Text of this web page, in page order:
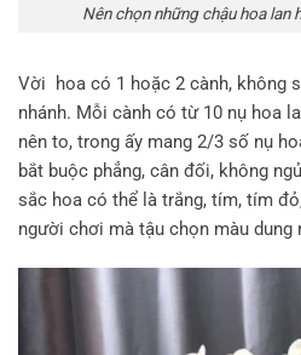
Nên chọn những chậu hoa lan
Vời hoa có 1 hoặc 2 cành, không
nhánh. Mỗi cành có từ 10 nụ hoa
nên to, trong ấy mang 2/3 số nụ
bắt buộc phẳng, cân đối, không
sắc hoa có thể là trắng, tím, tím
người chơi mà tậu chọn màu dung